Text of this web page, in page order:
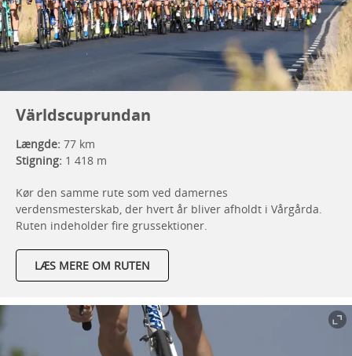
Världscuprundan
Længde: 77 km
Stigning: 1 418 m
Kør den samme rute som ved damernes
verdensmesterskab, der hvert år bliver afholdt i Vårgårda.
Ruten indeholder fire grussektioner.
LÆS MERE OM RUTEN